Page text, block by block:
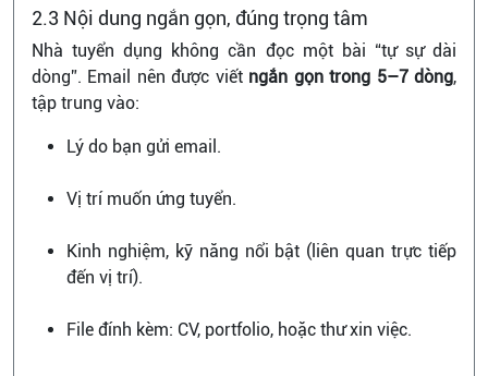
2.3 Nội dung ngắn gọn, đúng trọng tâm
Nhà tuyển dụng không cần đọc một bài “tự sự dài
dòng”. Email nên được viết ngắn gọn trong 5–7 dòng,
tập trung vào:
Lý do bạn gửi email.
Vị trí muốn ứng tuyển.
Kinh nghiệm, kỹ năng nổi bật (liên quan trực tiếp
đến vị trí).
File đính kèm: CV, portfolio, hoặc thư xin việc.